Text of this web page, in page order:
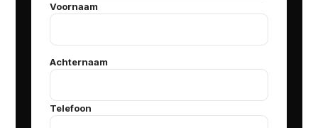
Voornaam
Achternaam
Telefoon